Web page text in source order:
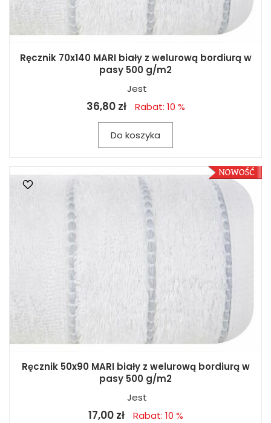
Ręcznik 70x140 MARI biały z welurową bordiurą w
pasy 500 g/m2
Jest
36,80 zł Rabat: 10 %
Do koszyka
Ręcznik 50x90 MARI biały z welurową bordiurą w
pasy 500 g/m2
Jest
17,00 zł Rabat: 10 %